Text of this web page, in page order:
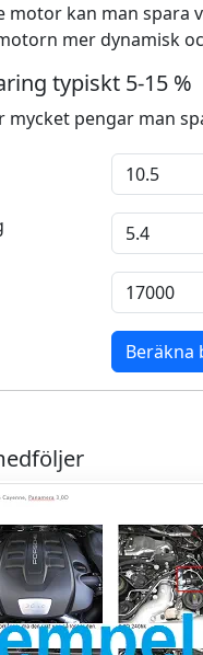
motor kan man spara
mer dynamisk
typiskt 5-15 %
mycket pengar man
Beräkna